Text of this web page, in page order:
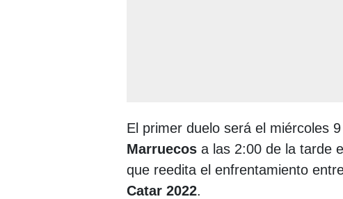
El primer duelo será el miércoles
Marruecosa las 2:00 de la tarde
que reedita el enfrentamiento
Catar 2022.